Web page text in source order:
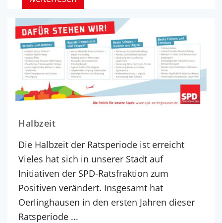
Halbzeit
Die Halbzeit der Ratsperiode ist erreicht
Vieles hat sich in unserer Stadt auf
Initiativen der SPD-Ratsfraktion zum
Positiven verändert. Insgesamt hat
Oerlinghausen in den ersten Jahren dieser
Ratsperiode ...